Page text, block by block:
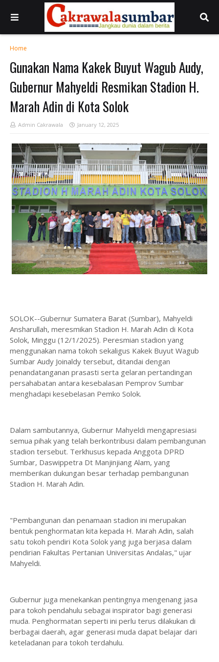
Home
Gunakan Nama Kakek Buyut Wagub Audy,
Gubernur Mahyeldi Resmikan Stadion H.
Marah Adin di Kota Solok
Admin Cakrawala January 12, 2025
SOLOK--Gubernur Sumatera Barat (Sumbar), Mahyeldi
Ansharullah, meresmikan Stadion H. Marah Adin di Kota
Solok, Minggu (12/1/2025). Peresmian stadion yang
menggunakan nama tokoh sekaligus Kakek Buyut Wagub
Sumbar Audy Joinaldy tersebut, ditandai dengan
penandatanganan prasasti serta gelaran pertandingan
persahabatan antara kesebalasan Pemprov Sumbar
menghadapi kesebelasan Pemko Solok.
Dalam sambutannya, Gubernur Mahyeldi mengapresiasi
semua pihak yang telah berkontribusi dalam pembangunan
stadion tersebut. Terkhusus kepada Anggota DPRD
Sumbar, Daswippetra Dt Manjinjiang Alam, yang
memberikan dukungan besar terhadap pembangunan
Stadion H. Marah Adin.
"Pembangunan dan penamaan stadion ini merupakan
bentuk penghormatan kita kepada H. Marah Adin, salah
satu tokoh pendiri Kota Solok yang juga berjasa dalam
pendirian Fakultas Pertanian Universitas Andalas," ujar
Mahyeldi.
Gubernur juga menekankan pentingnya mengenang jasa
para tokoh pendahulu sebagai inspirator bagi generasi
muda. Penghormatan seperti ini perlu terus dilakukan di
berbagai daerah, agar generasi muda dapat belajar dari
keteladanan para tokoh terdahulu.